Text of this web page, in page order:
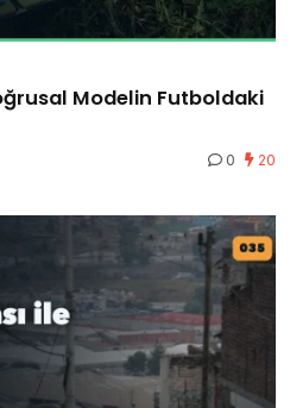
Modelin Futboldaki
0 20